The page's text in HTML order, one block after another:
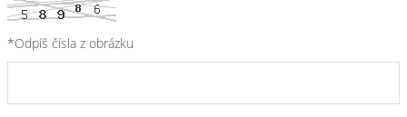
*Odpíš čísla z obrázku